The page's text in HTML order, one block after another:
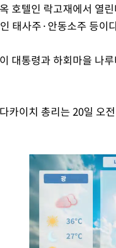
호텔인 락고재에서 열
태사주·안동소주 등이
대통령과 하회마을 나
카이치 총리는 20일 오